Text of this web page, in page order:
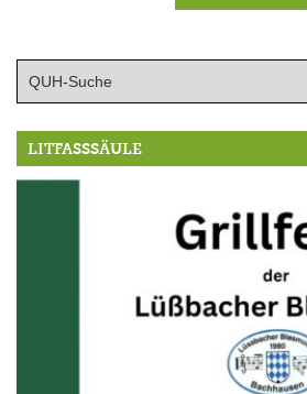
LITFASSSÄULE